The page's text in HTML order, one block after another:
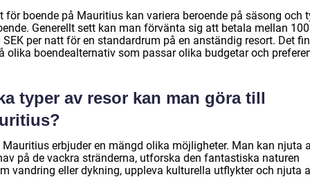
för boende på Mauritius kan variera beroende på säsong och
Generellt sett kan man förvänta sig att betala mellan
SEK per natt för en standardrum på en anständig resort. Det
olika boendealternativ som passar olika budgetar och
typer av resor kan man göra till
Mauritius erbjuder en mängd olika möjligheter. Man kan njuta
på de vackra stränderna, utforska den fantastiska naturen
vandring eller dykning, uppleva kulturella utflykter och njuta